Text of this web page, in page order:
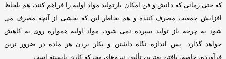
که حتی زمانی که دانش و فن امکان بازتولید مواد اولیه را فراهم کنند، هم بلحاظ
افزایش جمعیت مصرف کننده و هم بخاطر این که بخشی از آنچه مصرف می
شود به چرخه باز تولید سپرده نمی شود، مواد اولیه همواره روی به کاهش
خواهد گذارد
پس اندازه نگاه داشتن و بکار بردن هر ماده در ضرور ترین
فرآورده، خاصه، یافتن بهترین تألیف نیروهای محرکه کاری بایسته است